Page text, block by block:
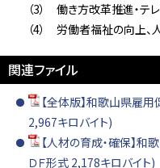
（3） 働き方改革推進・テ
（4） 労働者福祉の向上、
関連ファイル
【全体版】和歌山県雇用
2,967キロバイト)
【人材の育成・確保】和
ＤＦ形式 2,178キロバイト)